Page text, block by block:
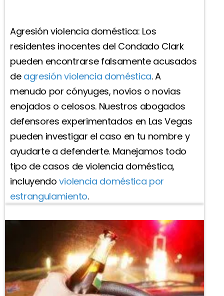
Agresión violencia doméstica: Los
residentes inocentes del Condado Clark
pueden encontrarse falsamente acusados
de agresión violencia doméstica. A
menudo por cónyuges, novios o novias
enojados o celosos. Nuestros abogados
defensores experimentados en Las Vegas
pueden investigar el caso en tu nombre y
ayudarte a defenderte. Manejamos todo
tipo de casos de violencia doméstica,
incluyendoviolencia doméstica por
estrangulamiento.